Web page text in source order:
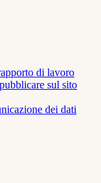
di lavoro
sul sito
dei dati